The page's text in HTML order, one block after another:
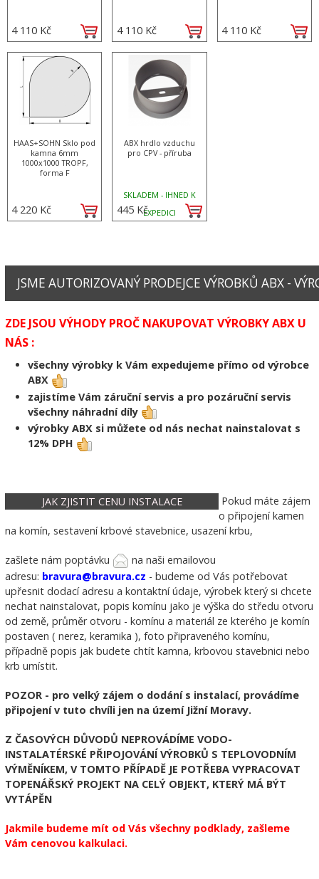
4 110 Kč 4 110 Kč 4 110 Kč
HAAS+SOHN Sklo pod
kamna 6mm
1000x1000 TROPF,
forma F
4 220 Kč
ABX hrdlo vzduchu
pro CPV - příruba
SKLADEM - IHNED K
EXPEDICI
445 Kč
JSME AUTORIZOVANÝ PRODEJCE VÝROBKŮ ABX -
ZDE JSOU VÝHODY PROČ NAKUPOVAT VÝROBKY ABX U
NÁS :
všechny výrobky k Vám expedujeme přímo od výrobce
ABX
zajistíme Vám záruční servis a pro pozáruční servis
všechny náhradní díly
výrobky ABX si můžete od nás nechat nainstalovat s
12% DPH
JAK ZJISTIT CENU INSTALACE
Pokud máte zájem
o připojení kamen
na komín, sestavení krbové stavebnice, usazení krbu,
zašlete nám poptávku
na naši emailovou
adresu: bravura@bravura.cz - budeme od Vás potřebovat
upřesnit dodací adresu a kontaktní údaje, výrobek který si chcete
nechat nainstalovat, popis komínu jako je výška do středu otvoru
od země, průměr otvoru - komínu a materiál ze kterého je komín
postaven ( nerez, keramika ), foto připraveného komínu,
případně popis jak budete chtít kamna, krbovou stavebnici nebo
krb umístit.
POZOR - pro velký zájem o dodání s instalací, provádíme
připojení v tuto chvíli jen na území Jižní Moravy.
Z ČASOVÝCH DŮVODŮ NEPROVÁDÍME VODO-
INSTALATÉRSKÉ PŘIPOJOVÁNÍ VÝROBKŮ S TEPLOVODNÍM
VÝMĚNÍKEM, V TOMTO PŘÍPADĚ JE POTŘEBA VYPRACOVAT
TOPENÁŘSKÝ PROJEKT NA CELÝ OBJEKT, KTERÝ MÁ BÝT
VYTÁPĚN
Jakmile budeme mít od Vás všechny podklady, zašleme
Vám cenovou kalkulaci.